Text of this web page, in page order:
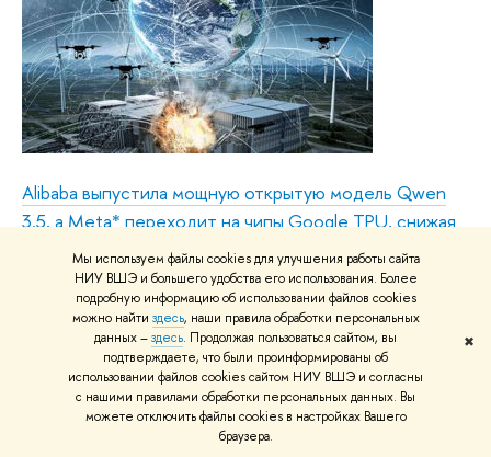
Мы используем файлы cookies для улучшения работы сайта
НИУ ВШЭ и большего удобства его использования. Более
подробную информацию об использовании файлов cookies
можно найти здесь, наши правила обработки персональных
данных –здесь. Продолжая пользоваться сайтом, вы
подтверждаете, что были проинформированы об
использовании файлов cookies сайтом НИУ ВШЭ и согласны
с нашими правилами обработки персональных данных. Вы
можете отключить файлы cookies в настройках Вашего
браузера.
✖
Alibaba выпустила мощную открытую модель Qwen
3.5, а Meta* переходит на чипы Google TPU, снижая
зависимость от NVIDIA; инфраструктура Amazon на
Ближнем Востоке страдает от ударов дронов;
Google инвестирует в экологию; сотрудники ИИ-
гигантов протестуют против милитаризации
технологий.
Подготовила:Обуховская Анна, студентка 1
курса магистратуры «Мировая экономика»